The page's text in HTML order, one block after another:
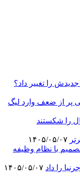
را تغییر داد؟
پر از ضعف وارد لیگ
را شکستند
با نظام وظیفه
را داد